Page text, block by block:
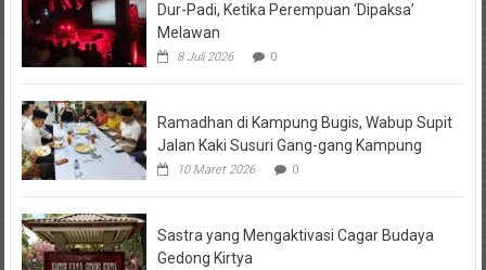
Dur-Padi, Ketika Perempuan ‘Dipaksa’
Melawan
8 Juli 2026 0
Ramadhan di Kampung Bugis, Wabup Supit
Jalan Kaki Susuri Gang-gang Kampung
10 Maret 2026 0
Sastra yang Mengaktivasi Cagar Budaya
Gedong Kirtya